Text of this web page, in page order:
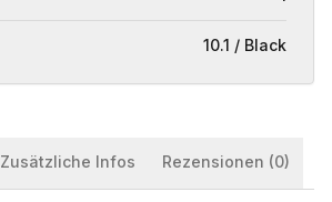
10.1 / Black
Zusätzliche Infos Rezensionen (0)